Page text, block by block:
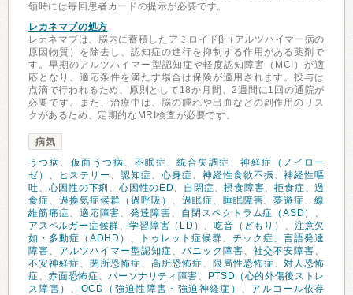
領時には毎回患者カードの提示が必要です。
レカネマブの処方
レカネマブは、脳内に蓄積したアミロイドβ（アルツハイマー病の
原因物質）を除去し、認知症の進行を抑制する作用がある薬剤で
す。早期のアルツハイマー型認知症や軽度認知障害（MCI）が適
応となり、適応条件を満たす場合は保険が適用されます。投与は
点滴で行われるため、原則として18か月間、2週間に1回の通院が
必要です。また、治療中は、脳の腫れや出血などの副作用のリス
クがあるため、定期的なMRI検査が必要です。
病気
うつ病、 仮面うつ病、 不眠症、統合失調症 、神経症（ノイロー
ゼ） 、 ヒステリー 、 認知症、 心身症、 神経性食欲不振 、神経性嘔
吐、 心因性の下痢 、 心因性のED、 自閉症、摂食障害、拒食症、過
食症、 過換気症候群（過呼吸） 、 過眠症、 睡眠障害、夢遊症、線
維筋痛症、 適応障害、発達障害、 自閉スペクトラム症（ASD） 、
アスペルガー症候群、学習障害（LD） 、吃音（どもり） 、 注意欠
如・多動症（ADHD） 、 トゥレット症候群、チック症、言語発達
障害、 アルツハイマー型認知症、 パニック障害、 社交不安障害、
不安神経症、 閉所恐怖症、 高所恐怖症、 限局性恐怖症、対人恐怖
症、赤面恐怖症、パーソナリティ障害、
PTSD（心的外傷後ストレ
ス障害） 、 OCD（強迫性障害・強迫神経症） 、 アルコール依存